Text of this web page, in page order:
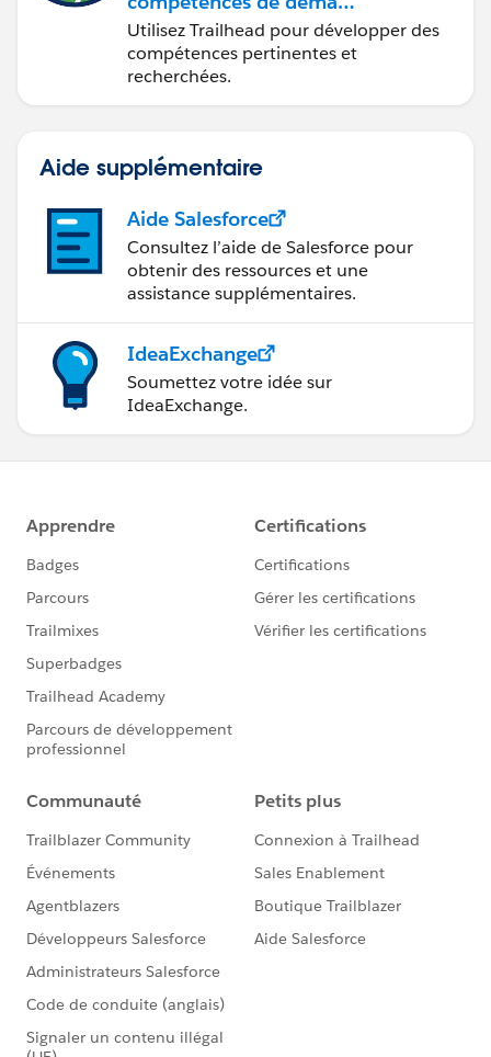
avec Trailhead
Utilisez Trailhead pour développer des
compétences pertinentes et
recherchées.
Aide supplémentaire
Aide Salesforce
Consultez l’aide de Salesforce pour
obtenir des ressources et une
assistance supplémentaires.
IdeaExchange
Soumettez votre idée sur
IdeaExchange.